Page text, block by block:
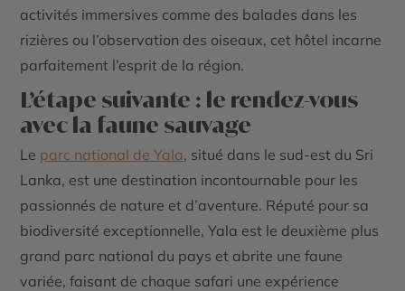
activités immersives comme des balades dans les
rizières ou l’observation des oiseaux, cet hôtel incarne
parfaitement l’esprit de la région.
L’étape suivante : le rendez-vous
avec la faune sauvage
Le parc national de Yala, situé dans le sud-est du Sri
Lanka, est une destination incontournable pour les
passionnés de nature et d’aventure. Réputé pour sa
biodiversité exceptionnelle, Yala est le deuxième plus
grand parc national du pays et abrite une faune
variée, faisant de chaque safari une expérience